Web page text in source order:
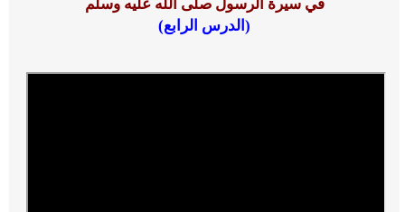
في سيرة الرسول صلى الله عليه وسلم
(الدرس الرابع)